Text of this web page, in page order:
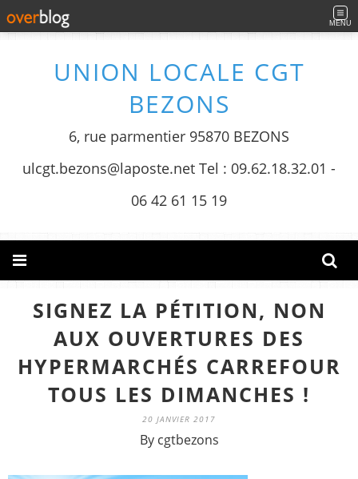
MENU
UNION LOCALE CGT
BEZONS
6, rue parmentier 95870 BEZONS
ulcgt.bezons@laposte.net Tel : 09.62.18.32.01 -
06 42 61 15 19
SIGNEZ LA PÉTITION, NON
AUX OUVERTURES DES
HYPERMARCHÉS CARREFOUR
TOUS LES DIMANCHES !
20 JANVIER 2017
By cgtbezons